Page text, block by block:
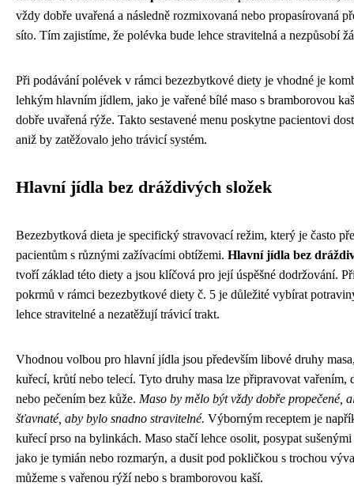
vždy dobře uvařená a následně rozmixovaná nebo propasírovaná
síto. Tím zajistíme, že polévka bude lehce stravitelná a nezpůsobí
Při podávání polévek v rámci bezezbytkové diety je vhodné je
lehkým hlavním jídlem, jako je vařené bílé maso s bramborovou
dobře uvařená rýže. Takto sestavené menu poskytne pacientovi
aniž by zatěžovalo jeho trávicí systém.
Hlavní jídla bez dráždivých složek
Bezezbytková dieta je specifický stravovací režim, který je často
pacientům s různými zažívacími obtížemi. Hlavní jídla bez
tvoří základ této diety a jsou klíčová pro její úspěšné dodržování.
pokrmů v rámci bezezbytkové diety č. 5 je důležité vybírat
lehce stravitelné a nezatěžují trávicí trakt.
Vhodnou volbou pro hlavní jídla jsou především libové druhy
kuřecí, krůtí nebo telecí. Tyto druhy masa lze připravovat vařením,
nebo pečením bez kůže. Maso by mělo být vždy dobře propečené,
šťavnaté, aby bylo snadno stravitelné. Výborným receptem je
kuřecí prso na bylinkách. Maso stačí lehce osolit, posypat
jako je tymián nebo rozmarýn, a dusit pod pokličkou s trochou
můžeme s vařenou rýží nebo s bramborovou kaší.